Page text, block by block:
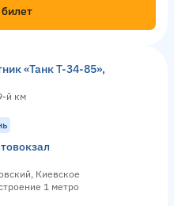
«‎Танк Т-34-85»,
й км
Киевское
1 метро